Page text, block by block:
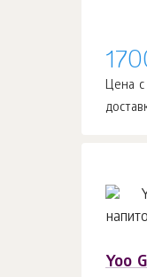
Цена с
Yoo